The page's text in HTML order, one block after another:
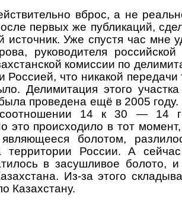
вброс, а не
первых же публикаций,
источник. Уже спустя час мне
руководителя
комиссии по
Россией, что никакой
Делимитация этого
проведена ещё в 2005 году.
14 к 30 — 14
это происходило в тот
болотом,
территории России. А
в засушливое болото,
Из-за этого
Казахстану.